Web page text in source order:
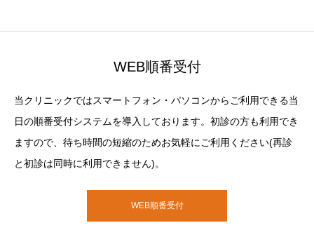
WEB順番受付
当クリニックではスマートフォン・パソコンからご利用できる当
日の順番受付システムを導入しております。初診の方も利用でき
ますので、待ち時間の短縮のためお気軽にご利用ください(再診
と初診は同時に利用できません)。
WEB順番受付